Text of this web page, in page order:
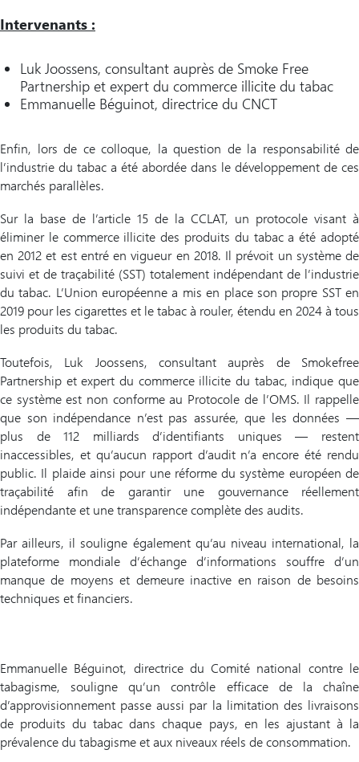
Intervenants :
Luk Joossens, consultant auprès de Smoke Free
Partnership et expert du commerce illicite du tabac
Emmanuelle Béguinot, directrice du CNCT
Enfin, lors de ce colloque, la question de la responsabilité de
l’industrie du tabac a été abordée dans le développement de ces
marchés parallèles.
Sur la base de l’article 15 de la CCLAT, un protocole visant à
éliminer le commerce illicite des produits du tabac a été adopté
en 2012 et est entré en vigueur en 2018. Il prévoit un système de
suivi et de traçabilité (SST) totalement indépendant de l’industrie
du tabac. L’Union européenne a mis en place son propre SST en
2019 pour les cigarettes et le tabac à rouler, étendu en 2024 à tous
les produits du tabac.
Toutefois, Luk Joossens, consultant auprès de Smokefree
Partnership et expert du commerce illicite du tabac, indique que
ce système est non conforme au Protocole de l’OMS. Il rappelle
que son indépendance n’est pas assurée, que les données —
plus de 112 milliards d’identifiants uniques — restent
inaccessibles, et qu’aucun rapport d’audit n’a encore été rendu
public. Il plaide ainsi pour une réforme du système européen de
traçabilité afin de garantir une gouvernance réellement
indépendante et une transparence complète des audits.
Par ailleurs, il souligne également qu’au niveau international, la
plateforme mondiale d’échange d’informations souffre d’un
manque de moyens et demeure inactive en raison de besoins
techniques et financiers.
Emmanuelle Béguinot, directrice du Comité national contre le
tabagisme, souligne qu’un contrôle efficace de la chaîne
d’approvisionnement passe aussi par la limitation des livraisons
de produits du tabac dans chaque pays, en les ajustant à la
prévalence du tabagisme et aux niveaux réels de consommation.